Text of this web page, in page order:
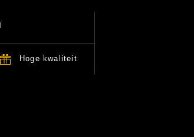
Hoge kwaliteit